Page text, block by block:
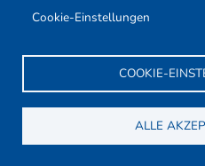
Anbieter aus?
Cookie-Einstellungen
COOKIE-
ALLE